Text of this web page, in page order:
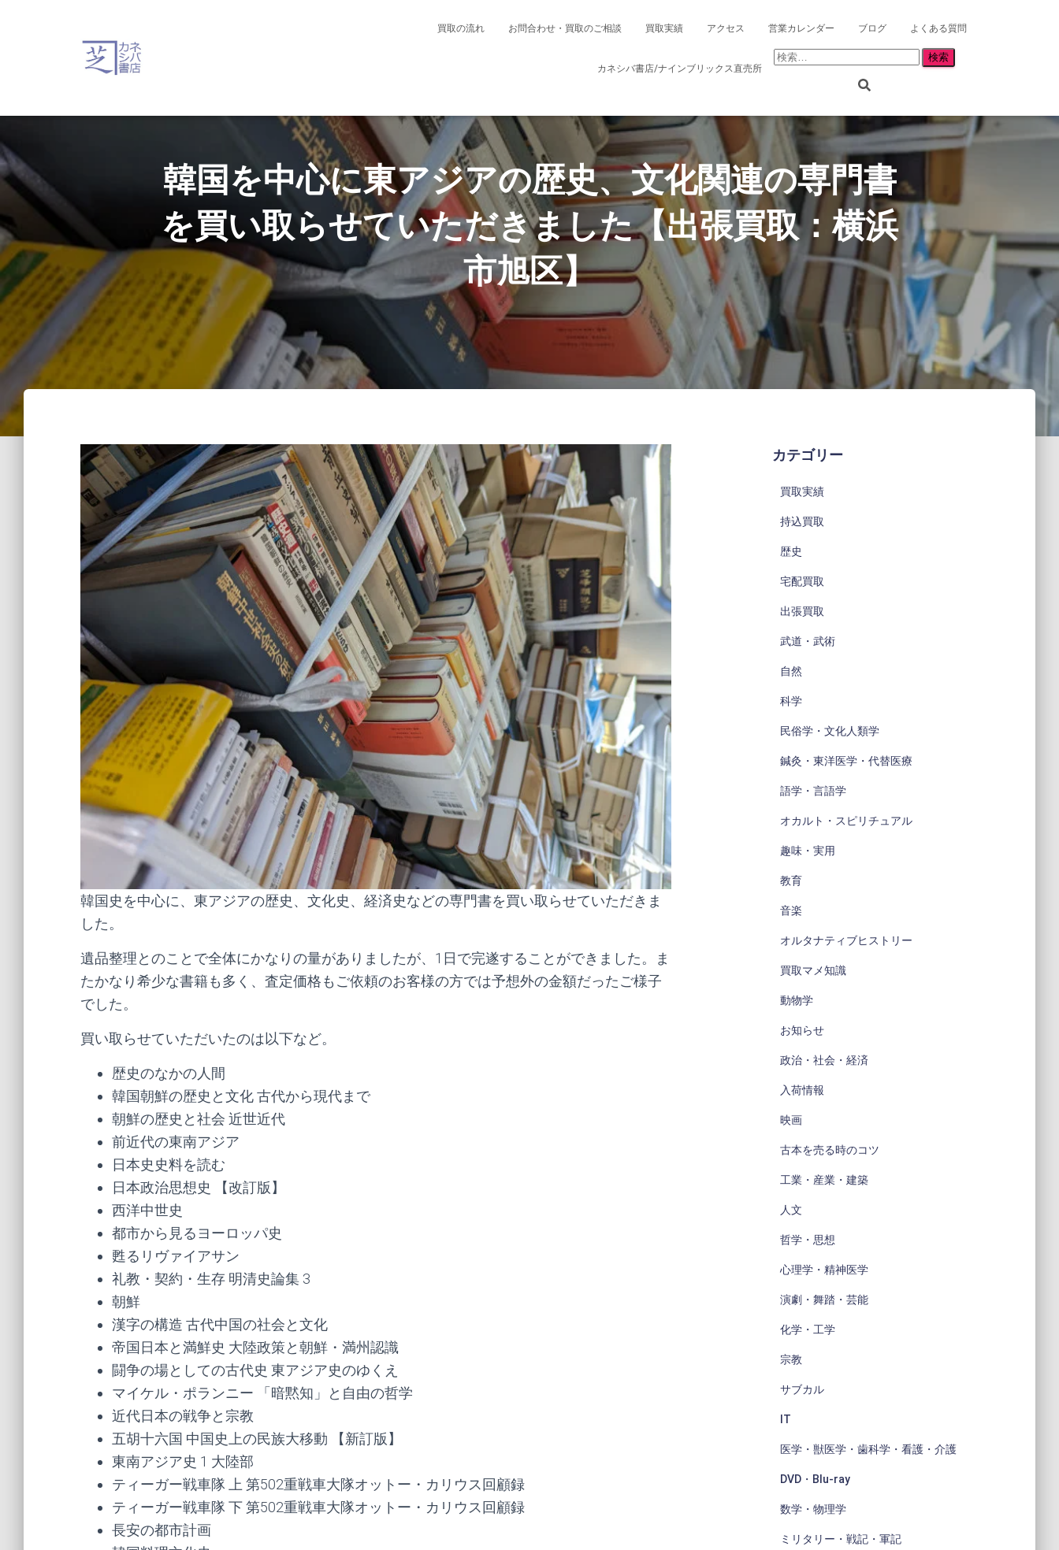
買取の流れ お問合わせ・買取のご相談 買取実績 アクセス 営業カレンダー ブログ よくある質問
カネシバ書店/ナインブリックス直売所
検
韓国を中心に東アジアの歴史、文化関連の専門書
を買い取らせていただきました【出張買取：横浜
市旭区】
韓国史を中心に、東アジアの歴史、文化史、経済史などの専門書を買い取らせていただきま
した。
遺品整理とのことで全体にかなりの量がありましたが、1日で完遂することができました。ま
たかなり希少な書籍も多く、査定価格もご依頼のお客様の方では予想外の金額だったご様子
でした。
買い取らせていただいたのは以下など。
歴史のなかの人間
韓国朝鮮の歴史と文化 古代から現代まで
朝鮮の歴史と社会 近世近代
前近代の東南アジア
日本史史料を読む
日本政治思想史 【改訂版】
西洋中世史
都市から見るヨーロッパ史
甦るリヴァイアサン
礼教・契約・生存 明清史論集 3
朝鮮
漢字の構造 古代中国の社会と文化
帝国日本と満鮮史 大陸政策と朝鮮・満州認識
闘争の場としての古代史 東アジア史のゆくえ
マイケル・ポランニー 「暗黙知」と自由の哲学
近代日本の戦争と宗教
五胡十六国 中国史上の民族大移動 【新訂版】
東南アジア史 1 大陸部
ティーガー戦車隊 上 第502重戦車大隊オットー・カリウス回顧録
ティーガー戦車隊 下 第502重戦車大隊オットー・カリウス回顧録
長安の都市計画
カテゴリー
買取実績
持込買取
歴史
宅配買取
出張買取
武道・武術
自然
科学
民俗学・文化人類学
鍼灸・東洋医学・代替医療
語学・言語学
オカルト・スピリチュアル
趣味・実用
教育
音楽
オルタナティブヒストリー
買取マメ知識
動物学
お知らせ
政治・社会・経済
入荷情報
映画
古本を売る時のコツ
工業・産業・建築
人文
哲学・思想
心理学・精神医学
演劇・舞踏・芸能
化学・工学
宗教
サブカル
IT
医学・獣医学・歯科学・看護・介護
DVD・Blu-ray
数学・物理学
ミリタリー・戦記・軍記